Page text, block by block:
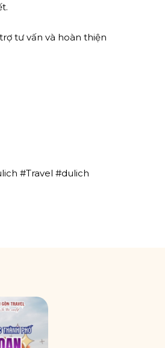
tư vấn và hoàn thiện
#Travel #dulich